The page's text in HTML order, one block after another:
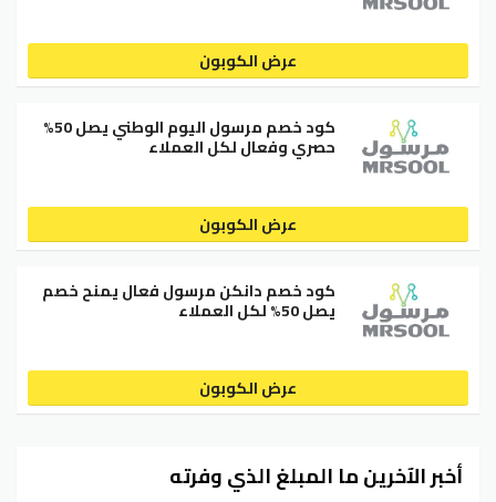
عرض الكوبون
كود خصم مرسول اليوم الوطني يصل 50%
حصري وفعال لكل العملاء
عرض الكوبون
كود خصم دانكن مرسول فعال يمنح خصم
يصل 50% لكل العملاء
عرض الكوبون
أخبر الآخرين ما المبلغ الذي وفرته